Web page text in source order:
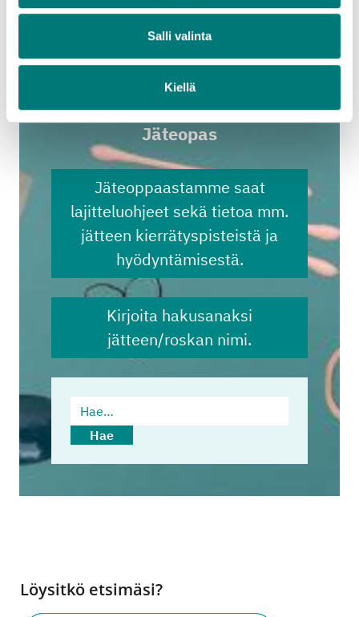
Salli valinta
Kiellä
akustointimateriaalina.
Lue lisää jätteen hyödyntämisestä
Jäteopas
Jäteoppaastamme saat
lajitteluohjeet sekä tietoa mm.
jätteen kierrätyspisteistä ja
hyödyntämisestä.
Kirjoita hakusanaksi
jätteen/roskan nimi.
Hae…
Hae
Löysitkö etsimäsi?